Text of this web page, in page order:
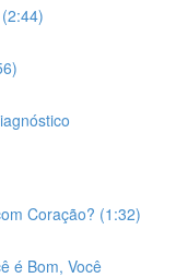
Coração? (1:32)
é Bom, Você